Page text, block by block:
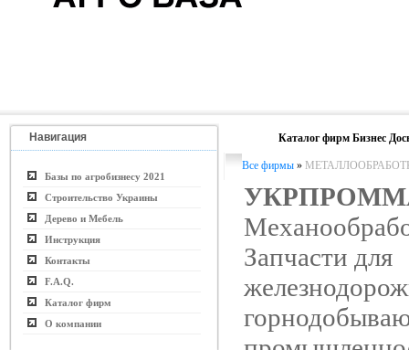
Навигация
Базы по агробизнесу 2021
Строительство Украины
Дерево и Мебель
Инструкция
Контакты
F.A.Q.
Каталог фирм
О компании
Каталог фирм Бизнес
Все фирмы »
Запчасти для